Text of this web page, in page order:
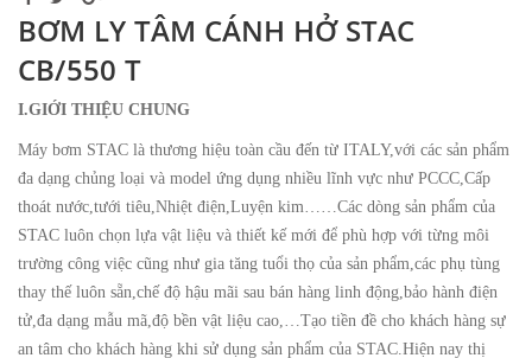
BƠM LY TÂM CÁNH HỞ STAC
CB/550 T
I.GIỚI THIỆU CHUNG
Máy bơm STAC là thương hiệu toàn cầu đến từ ITALY,với các sản phẩm
đa dạng chủng loại và model ứng dụng nhiều lĩnh vực như PCCC,Cấp
thoát nước,tưới tiêu,Nhiệt điện,Luyện kim……Các dòng sản phẩm của
STAC luôn chọn lựa vật liệu và thiết kế mới để phù hợp với từng môi
trường công việc cũng như gia tăng tuổi thọ của sản phẩm,các phụ tùng
thay thế luôn sẵn,chế độ hậu mãi sau bán hàng linh động,bảo hành điện
tử,đa dạng mẫu mã,độ bền vật liệu cao,…Tạo tiền đề cho khách hàng sự
an tâm cho khách hàng khi sử dụng sản phẩm của STAC.Hiện nay thị